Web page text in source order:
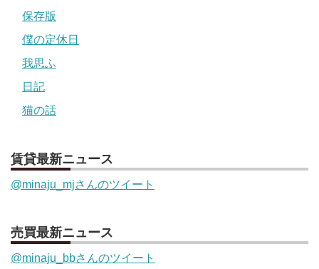
保存版
僕の定休日
我思ふ
日記
猫の話
賃貸最新ニュース
@minaju_mjさんのツイート
売買最新ニュース
@minaju_bbさんのツイート